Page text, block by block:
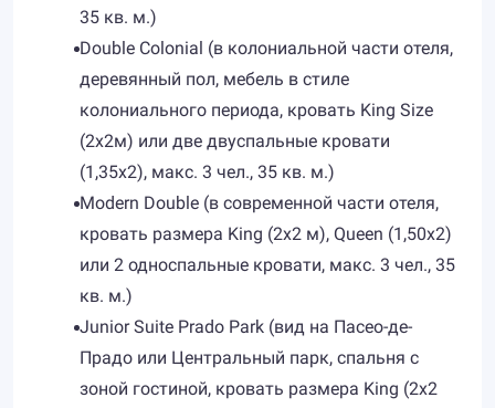
35 кв. м.)
Double Colonial (в колониальной части отеля,
деревянный пол, мебель в стиле
колониального периода, кровать King Size
(2х2м) или две двуспальные кровати
(1,35х2), макс. 3 чел., 35 кв. м.)
Modern Double (в современной части отеля,
кровать размера King (2x2 м), Queen (1,50x2)
или 2 односпальные кровати, макс. 3 чел., 35
кв. м.)
Junior Suite Prado Park (вид на Пасео-де-
Прадо или Центральный парк, спальня с
зоной гостиной, кровать размера King (2x2